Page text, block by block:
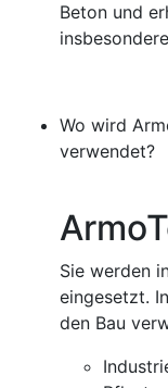
Beton und
Wo wird
verwendet?
Sie werden
eingesetzt.
den Bau